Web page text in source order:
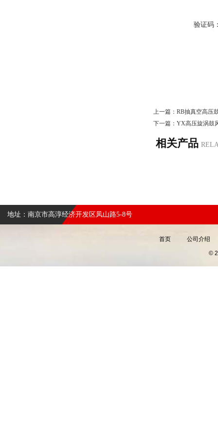
验证码
上一篇： RB抽真空高压
下一篇： YX高压旋涡鼓
相关产品
地址：南京市高淳经济开发区凤山路5-8号
首页 公司介绍
©